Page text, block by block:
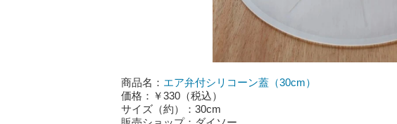
商品名： エア弁付シリコーン蓋（30cm）
価格：￥330（税込）
サイズ（約）：30cm